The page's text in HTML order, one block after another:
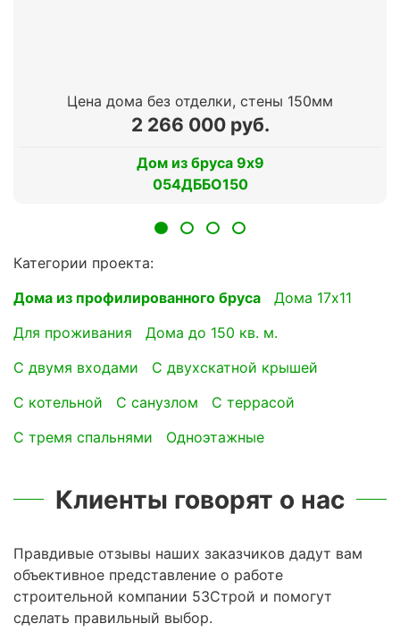
Цена дома без отделки, стены 150мм
2 266 000 руб.
Дом из бруса 9х9
054ДББО150
Категории проекта:
Дома из профилированного бруса
Дома 17х11
для проживания
Дома до 150 кв. м.
с двумя входами
с двухскатной крышей
с котельной
с санузлом
с террасой
с тремя спальнями
Одноэтажные
Клиенты говорят о нас
Правдивые отзывы наших заказчиков дадут вам
объективное представление о работе
строительной компании 53Строй и помогут
сделать правильный выбор.